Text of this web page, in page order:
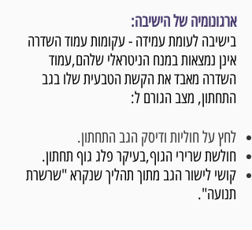
ארגונומיה של הישיבה:
בישיבה לעומת עמידה - עקומות עמוד השדרה
אינן נמצאות במנח הניטראלי שלהם,עמוד
השדרה מאבד את הקשת הטבעית שלו בגב
התחתון, מצב הגורם ל:
לחץ על חוליות ודיסק הגב התחתון.
חולשת שרירי הגוף,בעיקר פלג גוף תחתון.
קושי לישור הגב מתוך תהליך שנקרא "שרשרת
תנועה".